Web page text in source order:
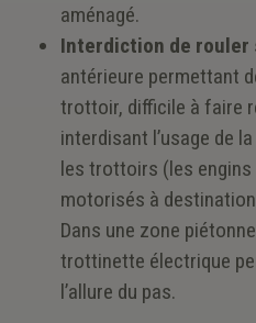
aménagé.
Interdiction de
antérieure permettant
trottoir, difficile à faire
interdisant l’usage de
les trottoirs (les engins
motorisés à
Dans une zone
trottinette électrique
l’allure du pas.